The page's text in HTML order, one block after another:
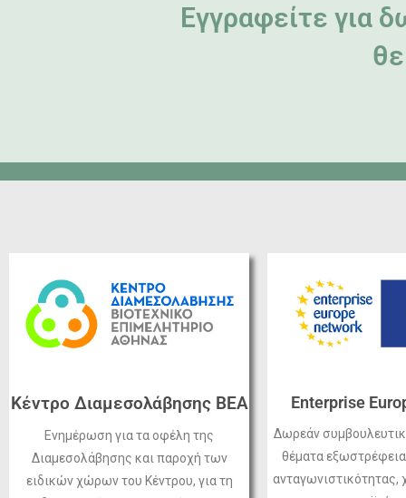
Εγγραφείτε για
Κέντρο Διαμεσολάβησης ΒΕΑ
Ενημέρωση για τα οφέλη της
Διαμεσολάβησης και παροχή των
ειδικών χώρων του Κέντρου, για τη
Enterprise
Δωρεάν
θέματα
ανταγωνιστικότητας,